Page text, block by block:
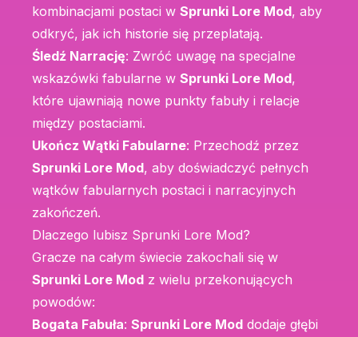
kombinacjami postaci w Sprunki Lore Mod, aby
odkryć, jak ich historie się przeplatają.
Śledź Narrację: Zwróć uwagę na specjalne
wskazówki fabularne w Sprunki Lore Mod,
które ujawniają nowe punkty fabuły i relacje
między postaciami.
Ukończ Wątki Fabularne: Przechodź przez
Sprunki Lore Mod, aby doświadczyć pełnych
wątków fabularnych postaci i narracyjnych
zakończeń.
Dlaczego lubisz Sprunki Lore Mod?
Gracze na całym świecie zakochali się w
Sprunki Lore Mod z wielu przekonujących
powodów:
Bogata Fabuła: Sprunki Lore Mod dodaje głębi